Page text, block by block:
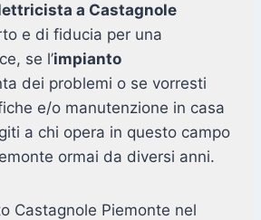
a Castagnole
e di fiducia per una
se l’impianto
dei problemi o se vorresti
e/o manutenzione in casa
a chi opera in questo campo
ormai da diversi anni.
Castagnole Piemonte nel